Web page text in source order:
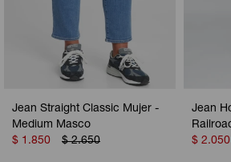
Jean Straight Classic Mujer -
Medium Masco
$ 1.850 $ 2.650
Jean
$ 2.050
Vestidos y polleras
Pijamas
Calzas
Ropa interior
Polos
Pijamas